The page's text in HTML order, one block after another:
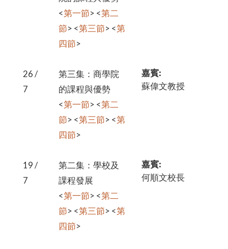
<第一節> <第二
節> <第三節> <第
四節>
26 /
7
第三集：商學院
的課程與優勢
<第一節> <第二
節> <第三節> <第
四節>
嘉賓:
蘇偉文教授
19 /
7
第二集：學校及
課程發展
<第一節> <第二
節> <第三節> <第
四節>
嘉賓:
何順文校長